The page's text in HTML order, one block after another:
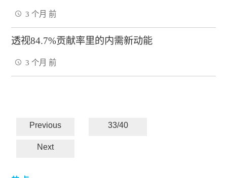
3 个月 前
透视84.7%贡献率里的内需新动能
3 个月 前
Previous 33/40
Next